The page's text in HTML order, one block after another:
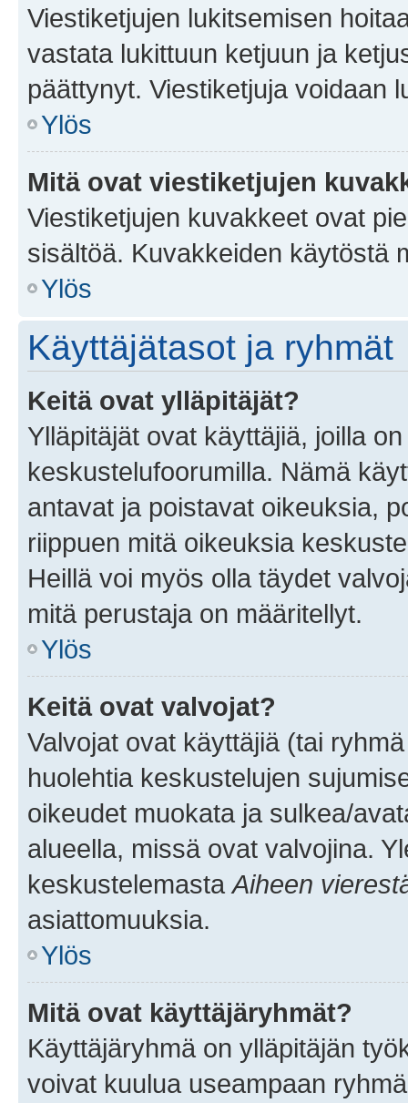
Viestiketjujen lukitsemisen
vastata lukittuun ketjuun ja
päättynyt. Viestiketjuja voidaan
Ylös
Mitä ovat viestiketjujen
Viestiketjujen kuvakkeet ovat
sisältöä. Kuvakkeiden käytöstä
Ylös
Käyttäjätasot ja ryhmät
Keitä ovat ylläpitäjät?
Ylläpitäjät ovat käyttäjiä, joilla
keskustelufoorumilla. Nämä
antavat ja poistavat oikeuksia,
riippuen mitä oikeuksia
Heillä voi myös olla täydet
mitä perustaja on määritellyt.
Ylös
Keitä ovat valvojat?
Valvojat ovat käyttäjiä (tai
huolehtia keskustelujen
oikeudet muokata ja sulkea/
alueella, missä ovat valvojina.
keskustelemasta Aiheen
asiattomuuksia.
Ylös
Mitä ovat käyttäjäryhmät?
Käyttäjäryhmä on ylläpitäjän
voivat kuulua useampaan